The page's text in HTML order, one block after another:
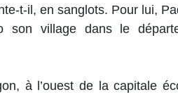
t-il, en sanglots. Pour lui,
son village dans le
à l’ouest de la capitale